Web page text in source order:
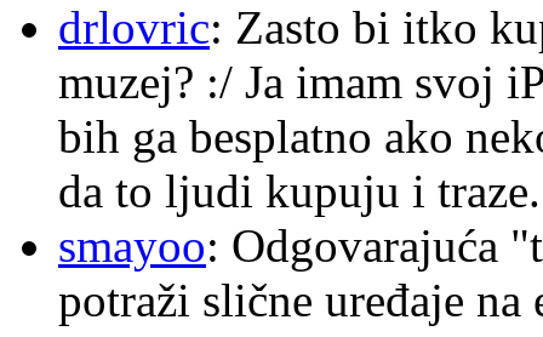
drlovric: Zasto bi itko
muzej? :/ Ja imam svoj
bih ga besplatno ako
da to ljudi kupuju i traze.
smayoo: Odgovarajuća
potraži slične uređaje